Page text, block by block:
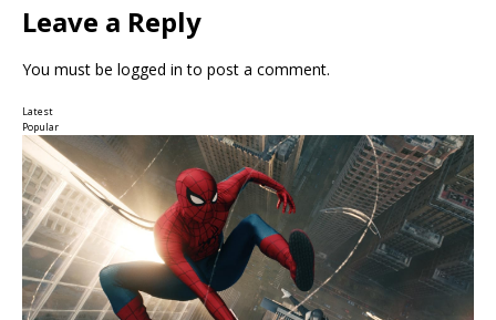
Leave a Reply
You must be logged in to post a comment.
Latest
Popular